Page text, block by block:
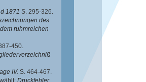
1871 S. 295-326.
des
ruhmreichen
450.
IV. S. 464-467.
Druckfehler